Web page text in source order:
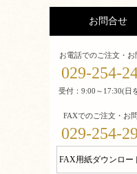
お問合せ
お電話でのご注文・お
029-254-
受付：9:00～17:30(日
FAXでのご注文・お
029-254-
FAX用紙ダウンロー